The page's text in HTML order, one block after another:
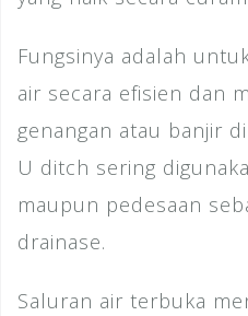
Fungsinya adalah
air secara efisien dan
genangan atau banjir
U ditch sering
maupun pedesaan
drainase.
Saluran air terbuka